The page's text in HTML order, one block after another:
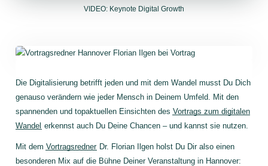
VIDEO: Keynote Digital Growth
Die Digitalisierung betrifft jeden und mit dem Wandel musst Du Dich
genauso verändern wie jeder Mensch in Deinem Umfeld. Mit den
spannenden und topaktuellen Einsichten des Vortrags zum digitalen
Wandel erkennst auch Du Deine Chancen – und kannst sie nutzen.
Mit dem VortragsrednerDr. Florian Ilgen holst Du Dir also einen
besonderen Mix auf die Bühne Deiner Veranstaltung in Hannover: